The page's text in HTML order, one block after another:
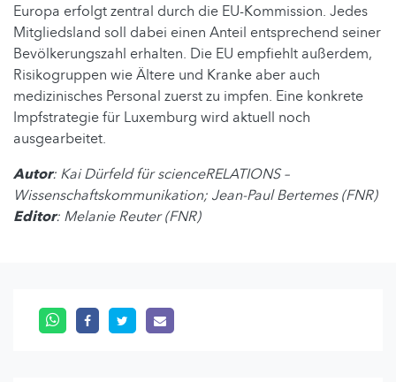
Europa erfolgt zentral durch die EU-Kommission. Jedes
Mitgliedsland soll dabei einen Anteil entsprechend seiner
Bevölkerungszahl erhalten. Die EU empfiehlt außerdem,
Risikogruppen wie Ältere und Kranke aber auch
medizinisches Personal zuerst zu impfen. Eine konkrete
Impfstrategie für Luxemburg wird aktuell noch
ausgearbeitet.
Autor: Kai Dürfeld für scienceRELATIONS –
Wissenschaftskommunikation; Jean-Paul Bertemes (FNR)
Editor: Melanie Reuter (FNR)